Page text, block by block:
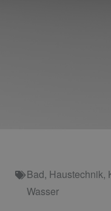
Bad, Haustechnik,
Wasser